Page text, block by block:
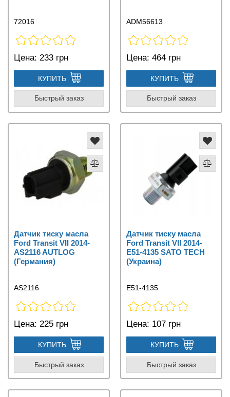
72016
Цена: 233 грн
КУПИТЬ
Быстрый заказ
ADM56613
Цена: 464 грн
КУПИТЬ
Быстрый заказ
Датчик тиску масла
Ford Transit VII 2014-
AS2116 AUTLOG
(Германия)
AS2116
Цена: 225 грн
КУПИТЬ
Быстрый заказ
Датчик тиску масла
Ford Transit VII 2014-
E51-4135 SATO TECH
(Украина)
E51-4135
Цена: 107 грн
КУПИТЬ
Быстрый заказ